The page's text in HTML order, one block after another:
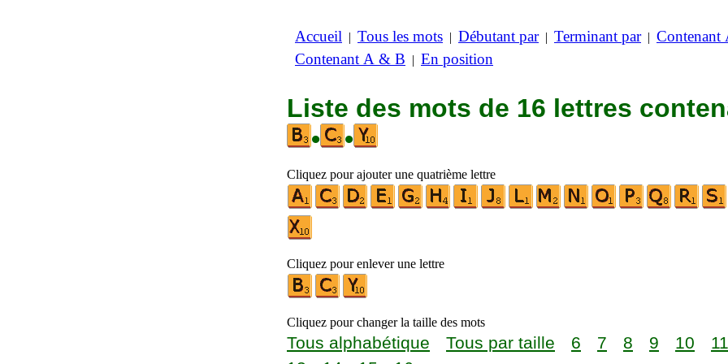
Accueil | Tous les mots | Débutant par| Terminant par| Contenant
Contenant A & B | En position
Liste des mots de 16 lettres
•
•
Cliquez pour ajouter une quatrième lettre
Cliquez pour enlever une lettre
Cliquez pour changer la taille des mots
Tous alphabétique Tous par taille 6 7 8 9 10 11